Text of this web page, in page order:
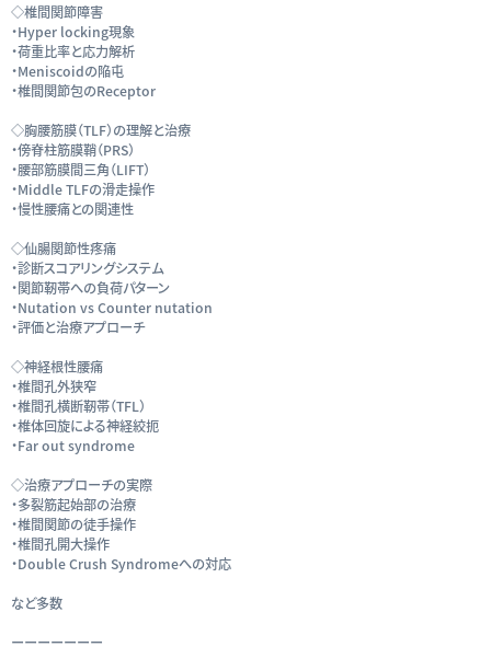
◇椎間関節障害
・Hyper locking現象
・荷重比率と応力解析
・Meniscoidの陥屯
・椎間関節包のReceptor
◇胸腰筋膜（TLF）の理解と治療
・傍脊柱筋膜鞘（PRS）
・腰部筋膜間三角（LIFT）
・Middle TLFの滑走操作
・慢性腰痛との関連性
◇仙腸関節性疼痛
・診断スコアリングシステム
・関節靭帯への負荷パターン
・Nutation vs Counter nutation
・評価と治療アプローチ
◇神経根性腰痛
・椎間孔外狭窄
・椎間孔横断靭帯（TFL）
・椎体回旋による神経絞扼
・Far out syndrome
◇治療アプローチの実際
・多裂筋起始部の治療
・椎間関節の徒手操作
・椎間孔開大操作
・Double Crush Syndromeへの対応
など多数
ーーーーーーー